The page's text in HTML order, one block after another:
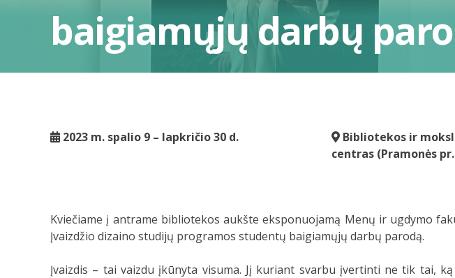
baigiamųjų darbų
2023 m. spalio 9 – lapkričio 30 d.
Bibliotekos ir
centras (Pramonės
Kviečiame į antrame bibliotekos aukšte eksponuojamą Menų ir ugdymo
Įvaizdžio dizaino studijų programos studentų baigiamųjų darbų parodą.
Įvaizdis – tai vaizdu įkūnyta visuma. Jį kuriant svarbu įvertinti ne tik tai,